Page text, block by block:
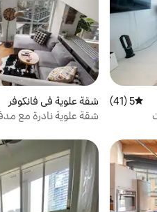
متوسط التقييم 5 من 5، 41 مراجعات
5 (41)
شقة علوية في فانكوفر
شقة علوية نادرة مع